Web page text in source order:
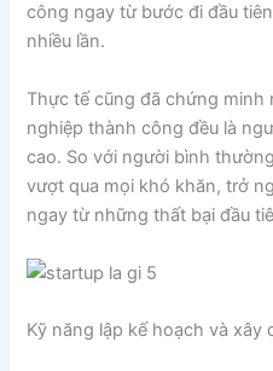
công ngay từ bước đi đầu
nhiều lần.
Thực tế cũng đã chứng
nghiệp thành công đều là
cao. So với người bình
vượt qua mọi khó khăn, trở
ngay từ những thất bại đầu
Kỹ năng lập kế hoạch và xây